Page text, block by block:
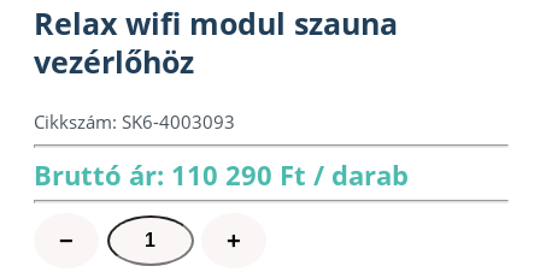
Relax wifi modul szauna
vezérlőhöz
Cikkszám: SK6-4003093
Bruttó ár: 110 290 Ft / darab
−
Relax
wifi
+